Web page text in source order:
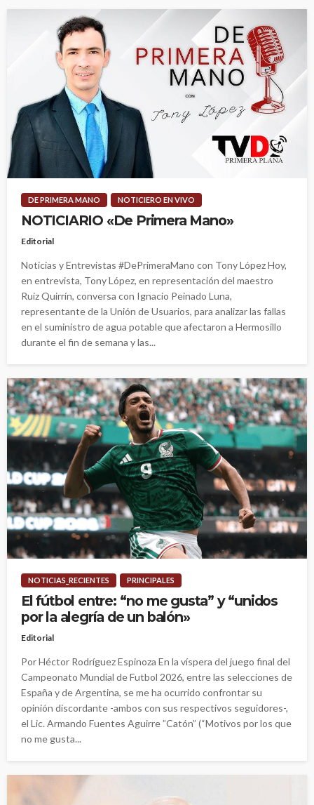
DE PRIMERA MANO NOTICIERO EN VIVO
NOTICIARIO «De Primera Mano»
Editorial
Noticias y Entrevistas #DePrimeraMano con Tony López Hoy,
en entrevista, Tony López, en representación del maestro
Ruiz Quirrín, conversa con Ignacio Peinado Luna,
representante de la Unión de Usuarios, para analizar las fallas
en el suministro de agua potable que afectaron a Hermosillo
durante el fin de semana y las...
NOTICIAS_RECIENTES PRINCIPALES
El fútbol entre: “no me gusta” y “unidos
por la alegría de un balón»
Editorial
Por Héctor Rodríguez Espinoza En la víspera del juego final del
Campeonato Mundial de Futbol 2026, entre las selecciones de
España y de Argentina, se me ha ocurrido confrontar su
opinión discordante -ambos con sus respectivos seguidores-,
el Lic. Armando Fuentes Aguirre ”Catón” (“Motivos por los que
no me gusta...